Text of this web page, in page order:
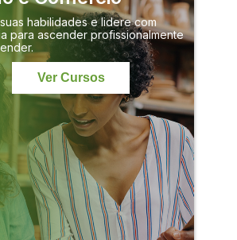
habilidades e lidere com
para ascender profissionalmente
Ver Cursos